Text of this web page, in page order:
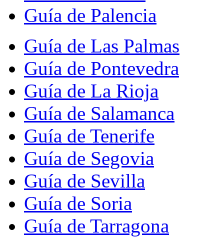
Guía de Palencia
Guía de Las Palmas
Guía de Pontevedra
Guía de La Rioja
Guía de Salamanca
Guía de Tenerife
Guía de Segovia
Guía de Sevilla
Guía de Soria
Guía de Tarragona